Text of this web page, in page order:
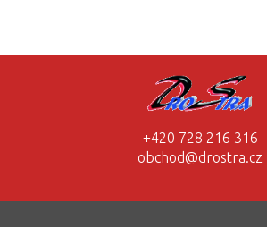
+420 728 216 316
obchod@drostra.cz